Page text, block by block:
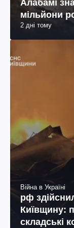
Алабамі
мільйони
2 дні тому
Війна в Україні
рф
Київщину:
складські